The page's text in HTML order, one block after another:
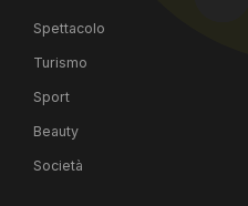
Spettacolo
Turismo
Sport
Beauty
Società